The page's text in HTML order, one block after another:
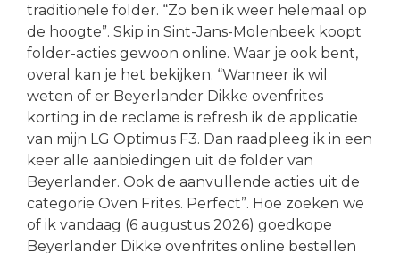
traditionele folder. “Zo ben ik weer helemaal op
de hoogte”. Skip in Sint-Jans-Molenbeek koopt
folder-acties gewoon online. Waar je ook bent,
overal kan je het bekijken. “Wanneer ik wil
weten of er Beyerlander Dikke ovenfrites
korting in de reclame is refresh ik de applicatie
van mijn LG Optimus F3. Dan raadpleeg ik in een
keer alle aanbiedingen uit de folder van
Beyerlander. Ook de aanvullende acties uit de
categorie Oven Frites. Perfect”. Hoe zoeken we
of ik vandaag (6 augustus 2026) goedkope
Beyerlander Dikke ovenfrites online bestellen